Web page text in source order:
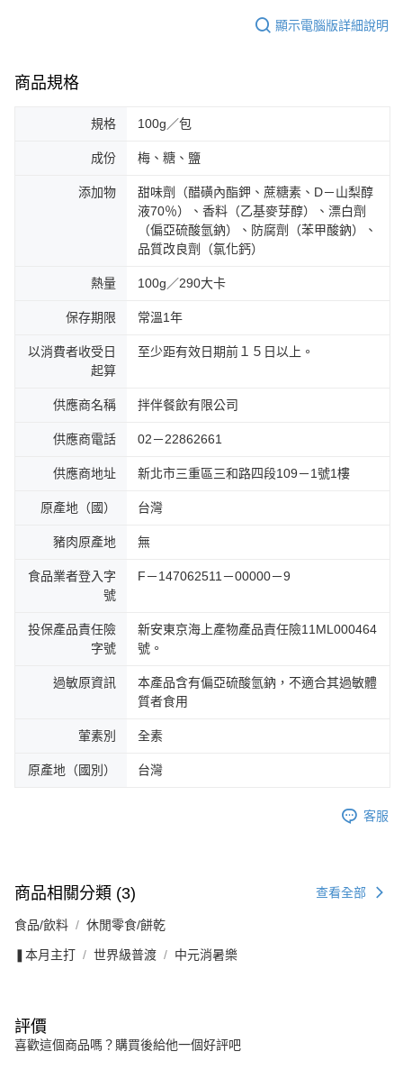
顯示電腦版詳細說明
商品規格
規格 100g／包
成份 梅、糖、鹽
添加物
甜味劑（醋磺內酯鉀、蔗糖素、D－山梨醇
液70％）、香料（乙基麥芽醇）、漂白劑
（偏亞硫酸氫鈉）、防腐劑（苯甲酸鈉）、
品質改良劑（氯化鈣）
熱量 100g／290大卡
保存期限 常溫1年
以消費者收受日
起算
至少距有效日期前１５日以上。
供應商名稱 拌伴餐飲有限公司
供應商電話 02－22862661
供應商地址 新北市三重區三和路四段109－1號1樓
原產地（國） 台灣
豬肉原產地 無
食品業者登入字
號
F－147062511－00000－9
投保產品責任險
字號
新安東京海上產物產品責任險11ML000464
號。
過敏原資訊
本產品含有偏亞硫酸氫鈉，不適合其過敏體
質者食用
葷素別 全素
原產地（國別） 台灣
客服
商品相關分類 (3) 查看全部
食品/飲料 休閒零食/餅乾
❚本月主打 世界級普渡 中元消暑樂
評價
喜歡這個商品嗎？購買後給他一個好評吧